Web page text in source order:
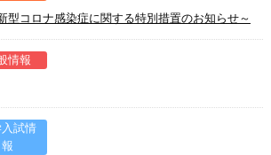
型コロナ感染症に関する特別措置のお知らせ～
情報
試情
報